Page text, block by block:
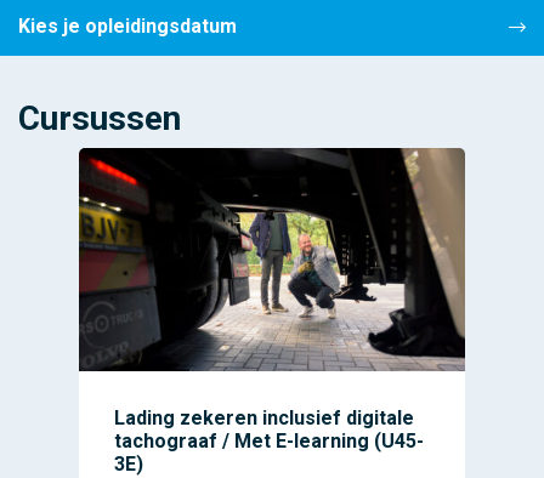
Kies je opleidingsdatum
Cursussen
Lading zekeren inclusief digitale
tachograaf / Met E-learning (U45-
3E)